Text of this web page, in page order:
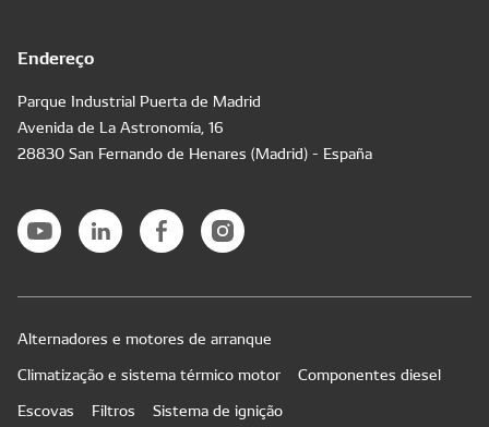
Endereço
Parque Industrial Puerta de Madrid
Avenida de La Astronomía, 16
28830 San Fernando de Henares (Madrid) - España
Alternadores e motores de arranque
Climatização e sistema térmico motor
Componentes diesel
Escovas
Filtros Sistema de ignição